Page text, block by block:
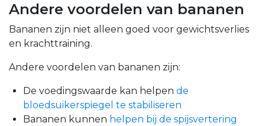
Andere voordelen van bananen
Bananen zijn niet alleen goed voor gewichtsverlies
en krachttraining.
Andere voordelen van bananen zijn:
De voedingswaarde kan helpen de
bloedsuikerspiegel te stabiliseren
Bananen kunnen helpen bij de spijsvertering